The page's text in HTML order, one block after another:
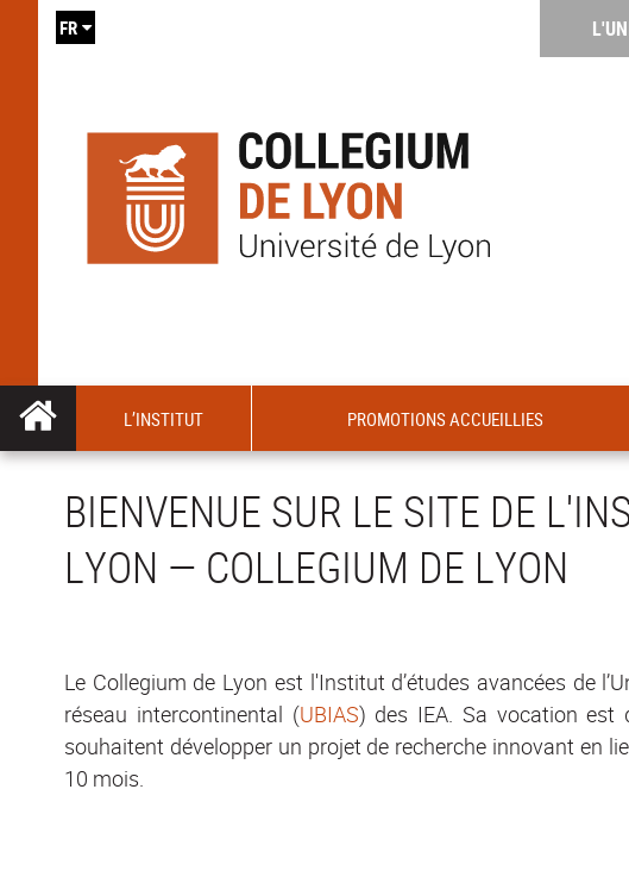
FR
L’INSTITUT PROMOTIONS ACCUEILLIES
BIENVENUE SUR LE SITE DE
LYON — COLLEGIUM DE LYON
Le Collegium de Lyon est l'Institut d’études avancées de
réseau intercontinental (UBIAS) des IEA. Sa vocation est
souhaitent développer un projet de recherche innovant en
10 mois.